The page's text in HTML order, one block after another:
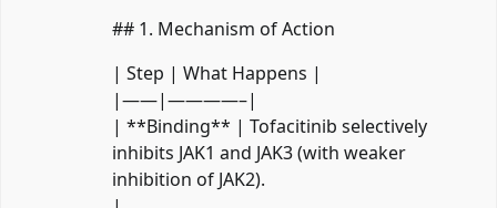
## 1. Mechanism of Action
| Step | What Happens |
|——|————–|
| **Binding** | Tofacitinib selectively
inhibits JAK1 and JAK3 (with weaker
inhibition of JAK2).